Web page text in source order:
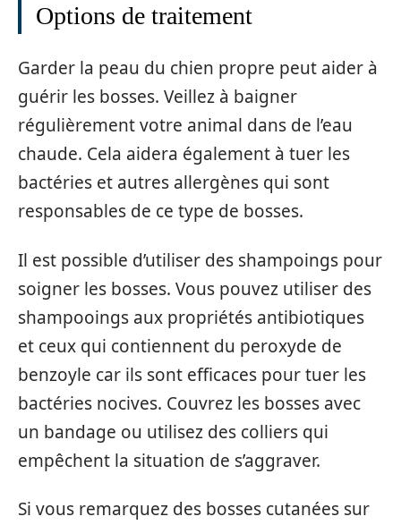
Options de traitement
Garder la peau du chien propre peut aider à
guérir les bosses. Veillez à baigner
régulièrement votre animal dans de l’eau
chaude. Cela aidera également à tuer les
bactéries et autres allergènes qui sont
responsables de ce type de bosses.
Il est possible d’utiliser des shampoings pour
soigner les bosses. Vous pouvez utiliser des
shampooings aux propriétés antibiotiques
et ceux qui contiennent du peroxyde de
benzoyle car ils sont efficaces pour tuer les
bactéries nocives. Couvrez les bosses avec
un bandage ou utilisez des colliers qui
empêchent la situation de s’aggraver.
Si vous remarquez des bosses cutanées sur